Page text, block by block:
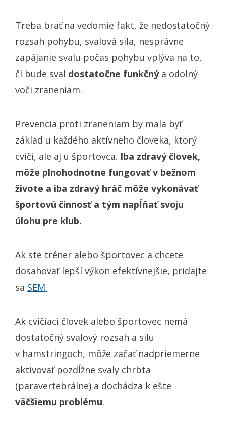
Treba brať na vedomie fakt, že nedostatočný
rozsah pohybu, svalová sila, nesprávne
zapájanie svalu počas pohybu vplýva na to,
či bude sval dostatočne funkčnýa odolný
voči zraneniam.
Prevencia proti zraneniam by mala byť
základ u každého aktívneho človeka, ktorý
cvičí, ale aj u športovca. Iba zdravý človek,
môže plnohodnotne fungovať v bežnom
živote a iba zdravý hráč môže vykonávať
športovú činnosť a tým napĺňať svoju
úlohu pre klub.
Ak ste tréner alebo športovec a chcete
dosahovať lepší výkon efektívnejšie, pridajte
sa SEM.
Ak cvičiaci človek alebo športovec nemá
dostatočný svalový rozsah a silu
v hamstringoch, môže začať nadpriemerne
aktivovať pozdĺžne svaly chrbta
(paravertebrálne) a dochádza k ešte
väčšiemu problému.